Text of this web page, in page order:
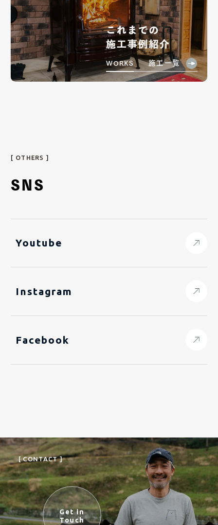
これまでの
施工事例紹介
WORKS 施工一覧
[ OTHERS ]
SNS
Youtube
Instagram
Facebook
[ CONTACT ]
Get in
Touch